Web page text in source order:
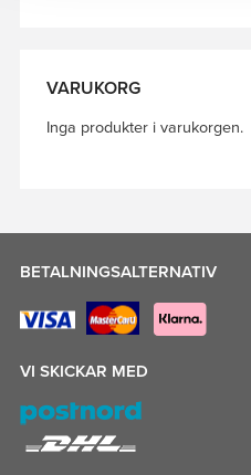
VARUKORG
Inga produkter i varukorgen.
BETALNINGSALTERNATIV
VI SKICKAR MED